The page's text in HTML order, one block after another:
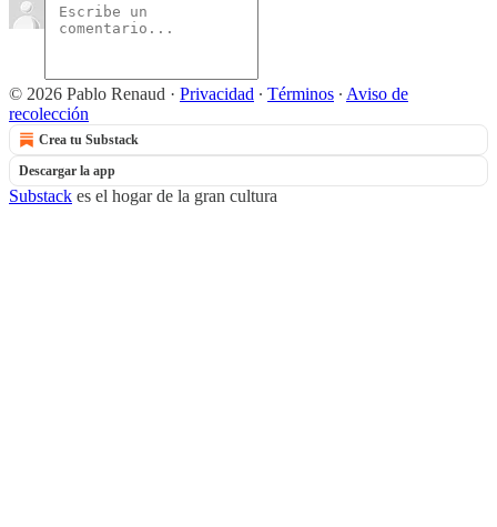
© 2026 Pablo Renaud · Privacidad ∙ Términos ∙ Aviso de
recolección
Crea tu Substack
Descargar la app
Substack es el hogar de la gran cultura